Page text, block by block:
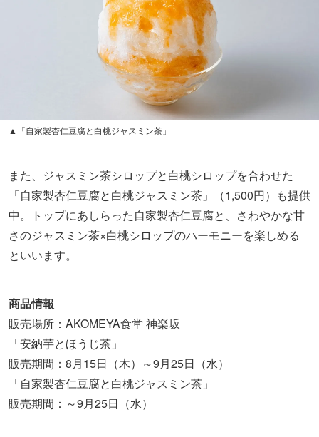
▲「自家製杏仁豆腐と白桃ジャスミン茶」
また、ジャスミン茶シロップと白桃シロップを合わせた
「自家製杏仁豆腐と白桃ジャスミン茶」（1,500円）も提供
中。トップにあしらった自家製杏仁豆腐と、さわやかな甘
さのジャスミン茶×白桃シロップのハーモニーを楽しめる
といいます。
商品情報
販売場所：AKOMEYA食堂 神楽坂
「安納芋とほうじ茶」
販売期間：8月15日（木）～9月25日（水）
「自家製杏仁豆腐と白桃ジャスミン茶」
販売期間：～9月25日（水）